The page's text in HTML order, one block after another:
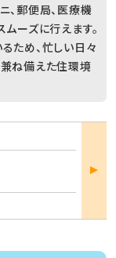
、郵便局、医療機
ーズに行えます。
ため、忙しい日々
ね備えた住環境
部屋
詳細